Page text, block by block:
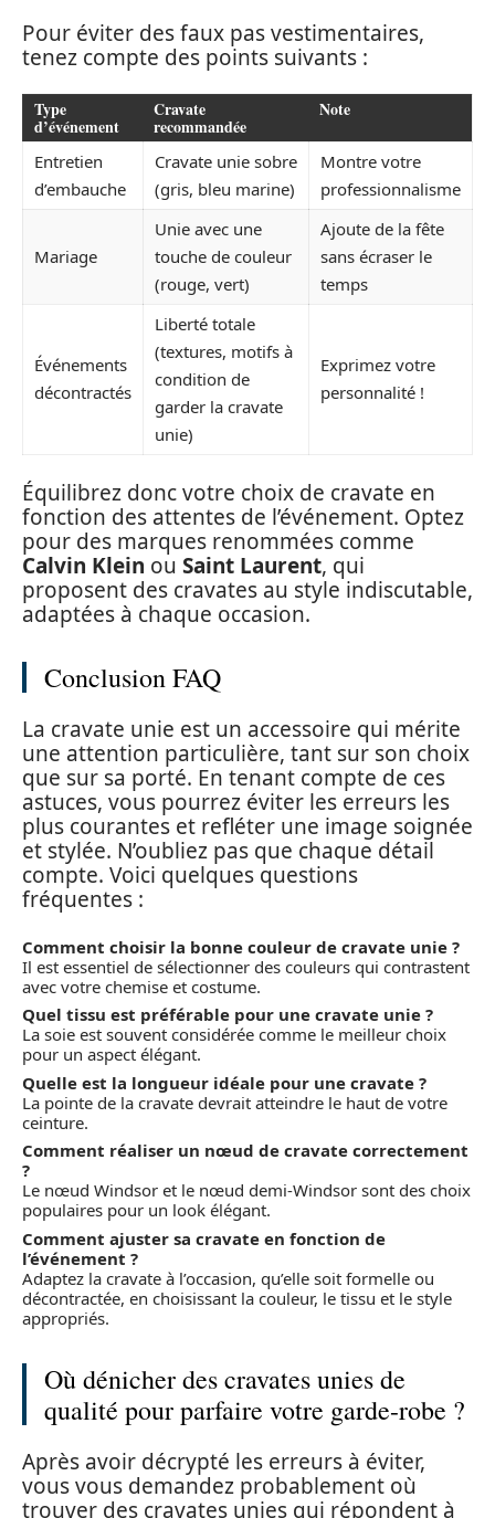
Pour éviter des faux pas vestimentaires,
tenez compte des points suivants :
Type
d’événement
Cravate
recommandée
Note
Entretien
d’embauche
Cravate unie sobre
(gris, bleu marine)
Montre votre
professionnalisme
Mariage
Unie avec une
touche de couleur
(rouge, vert)
Ajoute de la fête
sans écraser le
temps
Événements
décontractés
Liberté totale
(textures, motifs à
condition de
garder la cravate
unie)
Exprimez votre
personnalité !
Équilibrez donc votre choix de cravate en
fonction des attentes de l’événement. Optez
pour des marques renommées comme
Calvin Klein ou Saint Laurent, qui
proposent des cravates au style indiscutable,
adaptées à chaque occasion.
Conclusion FAQ
La cravate unie est un accessoire qui mérite
une attention particulière, tant sur son choix
que sur sa porté. En tenant compte de ces
astuces, vous pourrez éviter les erreurs les
plus courantes et refléter une image soignée
et stylée. N’oubliez pas que chaque détail
compte. Voici quelques questions
fréquentes :
Comment choisir la bonne couleur de cravate unie ?
Il est essentiel de sélectionner des couleurs qui contrastent
avec votre chemise et costume.
Quel tissu est préférable pour une cravate unie ?
La soie est souvent considérée comme le meilleur choix
pour un aspect élégant.
Quelle est la longueur idéale pour une cravate ?
La pointe de la cravate devrait atteindre le haut de votre
ceinture.
Comment réaliser un nœud de cravate correctement
?
Le nœud Windsor et le nœud demi-Windsor sont des choix
populaires pour un look élégant.
Comment ajuster sa cravate en fonction de
l’événement ?
Adaptez la cravate à l’occasion, qu’elle soit formelle ou
décontractée, en choisissant la couleur, le tissu et le style
appropriés.
Où dénicher des cravates unies de
qualité pour parfaire votre garde-robe ?
Après avoir décrypté les erreurs à éviter,
vous vous demandez probablement où
trouver des cravates unies qui répondent à